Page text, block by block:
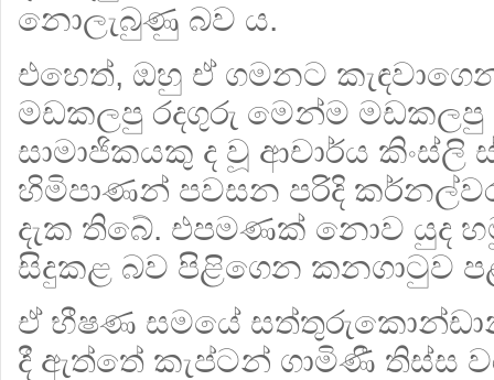
නොලැබුණු බව ය.
එහෙත්, ඔහු ඒ ගමනට
මඩකලපු රදගුරු මෙන්ම මඩකලපු
සාමාජිකයකු ද වූ ආචාර්ය කිංස්ලි
හිමිපාණන් පවසන පරිදි
දැක තිබේ. එපමණක් නොව යුද
සිදුකළ බව පිළිගෙන කනගාටුව
ඒ භීෂණ සමයේ
දී ඇත්තේ කැප්ටන් ගාමිණී තිස්ස